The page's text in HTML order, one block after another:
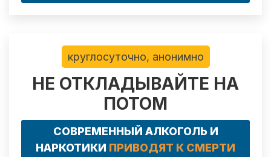
круглосуточно, анонимно
НЕ ОТКЛАДЫВАЙТЕ НА
ПОТОМ
СОВРЕМЕННЫЙ АЛКОГОЛЬ И
НАРКОТИКИ ПРИВОДЯТ К СМЕРТИ